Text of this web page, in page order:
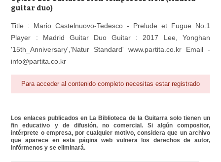
Reproductor
guitar duo)
Title : Mario Castelnuovo-Tedesco - Prelude et Fugue No.1
Player : Madrid Guitar Duo Guitar : 2017 Lee, Yonghan
'15th_Anniversary','Natur Standard' www.partita.co.kr Email -
info@partita.co.kr
Para acceder al contenido completo necesitas estar registrado
Los enlaces publicados en La Biblioteca de la Guitarra solo tienen un
fin educativo y de difusión, no comercial. Si algún compositor,
intérprete o empresa, por cualquier motivo, considera que un archivo
que aparece en esta página web vulnera los derechos de autor,
infórmenos y se eliminará.